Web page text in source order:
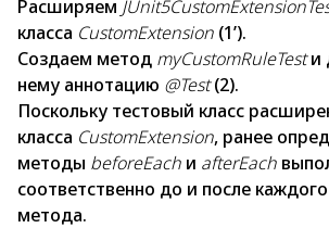
Расширяем
класса CustomExtension (1’).
Создаем метод myCustomRuleTestи
нему аннотацию @Test(2).
Поскольку тестовый класс
класса CustomExtension, ранее
методы beforeEach и afterEach
соответственно до и после
метода.